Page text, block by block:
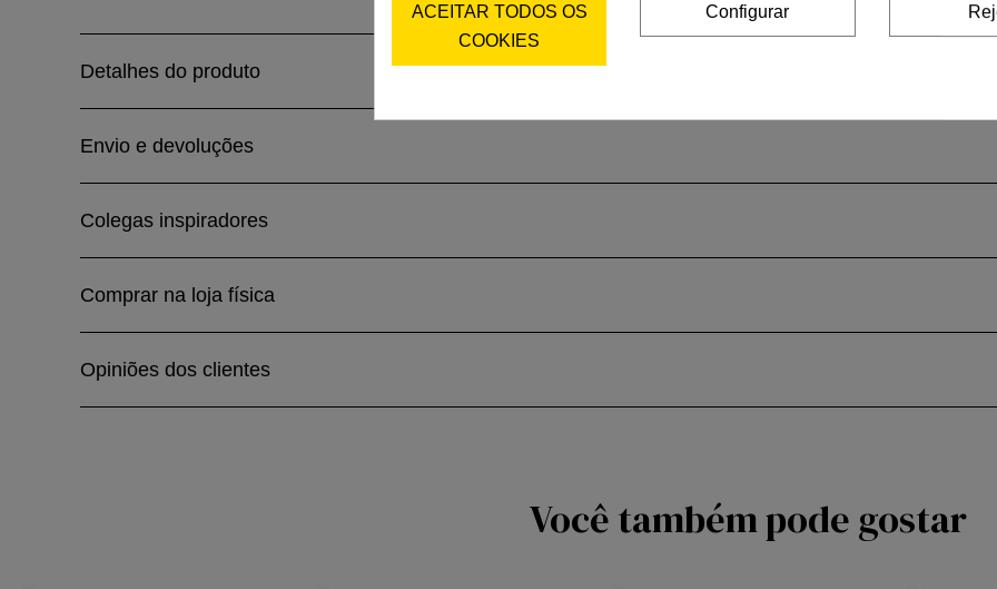
Detalhes do produto
Envio e devoluções
Colegas inspiradores
Comprar na loja física
Opiniões dos clientes
Você também pode gostar
ACEITAR TODOS OS
COOKIES
Configurar